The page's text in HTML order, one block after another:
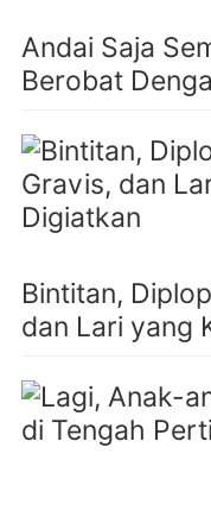
Andai Saja
Berobat
Bintitan,
dan Lari yang